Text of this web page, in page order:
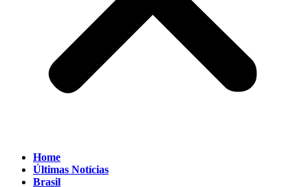
Home
Últimas Notícias
Brasil